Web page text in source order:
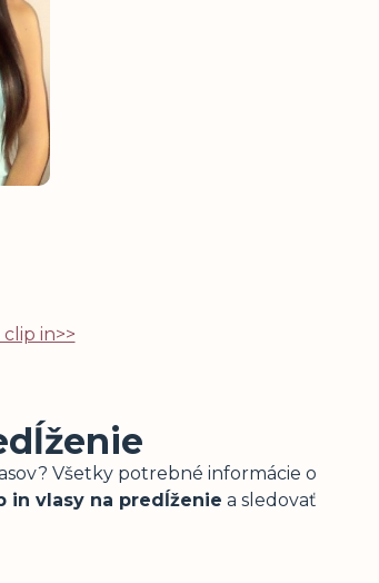
in>>
Všetky potrebné informácie o
in vlasy na predĺženie a sledovať